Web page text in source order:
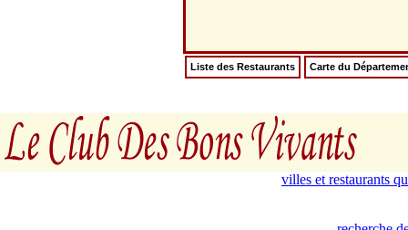
Liste des Restaurants Carte du
villes et restaurants